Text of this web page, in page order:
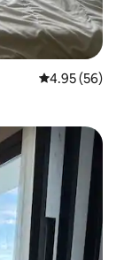
レビュー56
4.95 (56)